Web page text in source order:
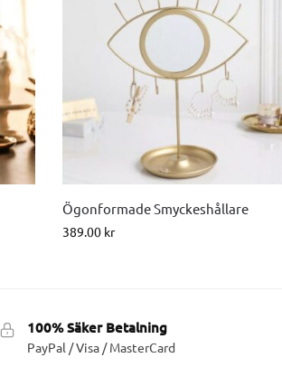
Ögonformade Smyckeshållare
389.00 kr
100% Säker Betalning
PayPal / Visa / MasterCard